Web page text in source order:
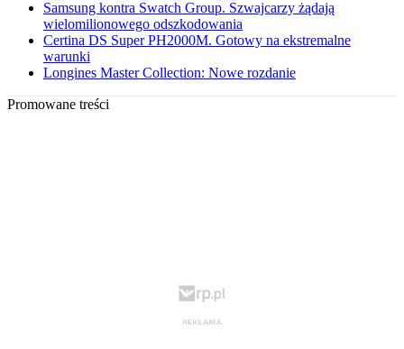
Samsung kontra Swatch Group. Szwajcarzy żądają
wielomilionowego odszkodowania
Certina DS Super PH2000M. Gotowy na ekstremalne
warunki
Longines Master Collection: Nowe rozdanie
Promowane treści